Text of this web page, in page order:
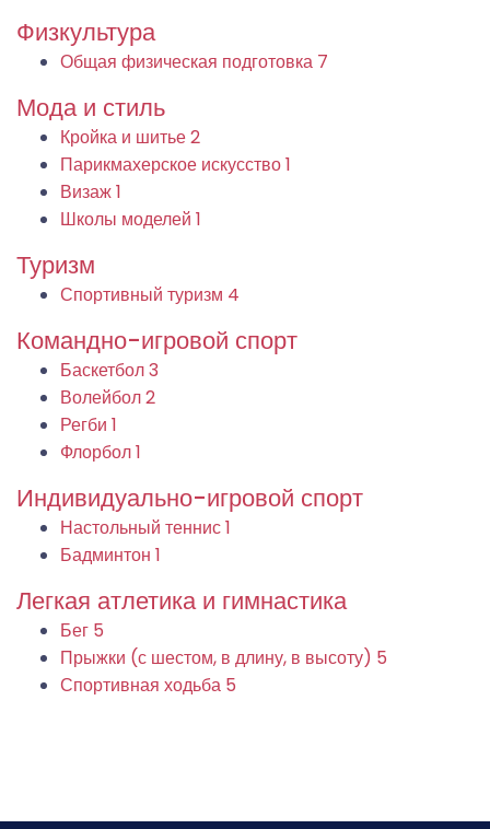
Физкультура
Общая физическая подготовка 7
Мода и стиль
Кройка и шитье2
Парикмахерское искусство1
Визаж1
Школы моделей 1
Туризм
Спортивный туризм 4
Командно-игровой спорт
Баскетбол3
Волейбол2
Регби 1
Флорбол1
Индивидуально-игровой спорт
Настольный теннис1
Бадминтон 1
Легкая атлетика и гимнастика
Бег 5
Прыжки (с шестом, в длину, в высоту) 5
Спортивная ходьба 5